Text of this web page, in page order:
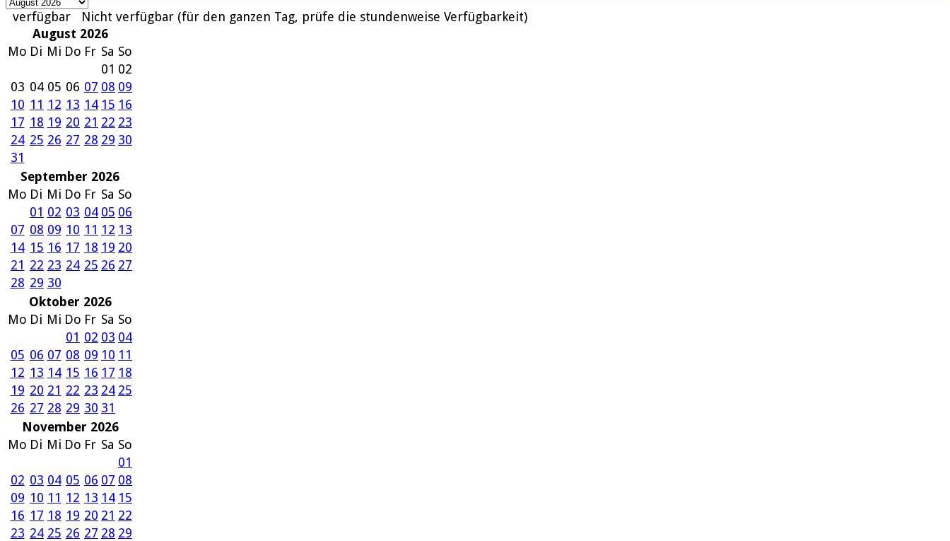
verfügbar
Nicht verfügbar (für den ganzen Tag, prüfe die stundenweise Verfügbarkeit)
August 2026
Mo Di Mi Do Fr Sa So
01 02
03 04 05 06 07 08 09
10 11 12 13 14 15 16
17 18 19 20 21 22 23
24 25 26 27 28 29 30
31
September 2026
Mo Di Mi Do Fr Sa So
01 02 03 04 05 06
07 08 09 10 11 12 13
14 15 16 17 18 19 20
21 22 23 24 25 26 27
28 29 30
Oktober 2026
Mo Di Mi Do Fr Sa So
01 02 03 04
05 06 07 08 09 10 11
12 13 14 15 16 17 18
19 20 21 22 23 24 25
26 27 28 29 30 31
November 2026
Mo Di Mi Do Fr Sa So
01
02 03 04 05 06 07 08
09 10 11 12 13 14 15
16 17 18 19 20 21 22
23 24 25 26 27 28 29